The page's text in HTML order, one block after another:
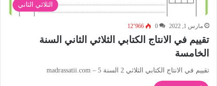
الثلاثي الثاني
مارس 1, 2022 0 12٬966
تقييم في الانتاج الكتابي الثلاثي الثاني السنة
الخامسة
تقييم في الانتاج الكتابي الثلاثي 2 السنة 5 – madrassatii.com